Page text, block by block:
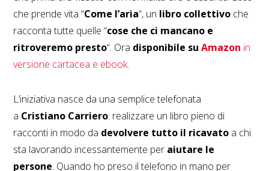
che prende vita “Come l’aria“, un libro collettivo che
racconta tutte quelle “cose che ci mancano e
ritroveremo presto“. Ora disponibile suAmazon in
versione cartacea e ebook.
L’iniziativa nasce da una semplice telefonata
a Cristiano Carriero: realizzare un libro pieno di
racconti in modo da devolvere tutto il ricavato a chi
sta lavorando incessantemente per aiutare le
persone. Quando ho preso il telefono in mano per